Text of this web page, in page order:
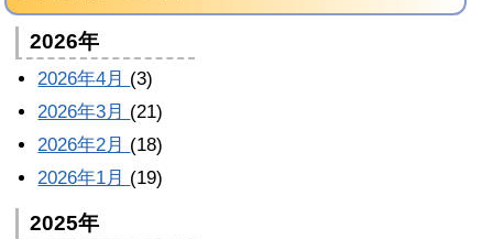
2026年
2026年4月 (3)
2026年3月 (21)
2026年2月 (18)
2026年1月 (19)
2025年